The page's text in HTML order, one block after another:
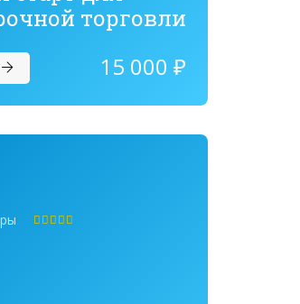
торговли
15 000 ₽